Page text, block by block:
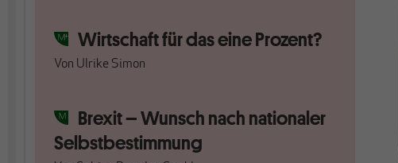
Wirtschaft für das eine Prozent?
Von Ulrike Simon
Brexit – Wunsch nach nationaler
Selbstbestimmung